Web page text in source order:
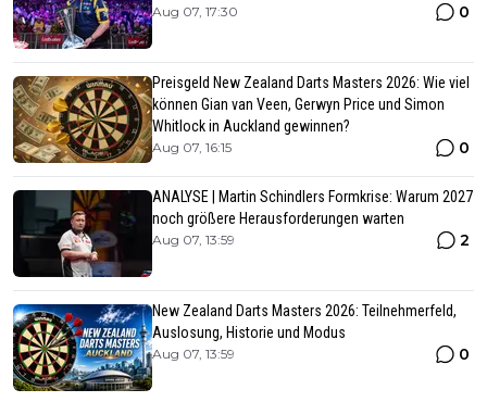
Aug 07, 17:30 0
Preisgeld New Zealand Darts Masters 2026: Wie viel
können Gian van Veen, Gerwyn Price und Simon
Whitlock in Auckland gewinnen?
Aug 07, 16:15 0
ANALYSE | Martin Schindlers Formkrise: Warum 2027
noch größere Herausforderungen warten
Aug 07, 13:59 2
New Zealand Darts Masters 2026: Teilnehmerfeld,
Auslosung, Historie und Modus
Aug 07, 13:59 0